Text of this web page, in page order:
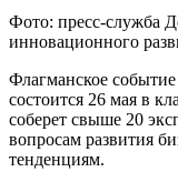
Фото: пресс-служба
инновационного
Флагманское
состоится 26 мая в
соберет свыше 20
вопросам развития
тенденциям.